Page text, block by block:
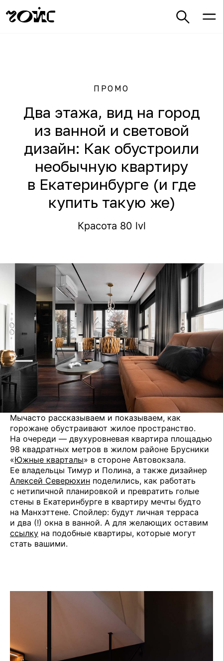
ПРОМО
Два этажа, вид на город
из ванной и световой
дизайн: Как обустроили
необычную квартиру
в Екатеринбурге (и где
купить такую же)
Красота 80 lvl
Мычасто рассказываем и показываем, как
горожане обустраивают жилое пространство.
На очереди — двухуровневая квартира площадью
98 квадратных метров в жилом районе Брусники
«Южные кварталы» в стороне Автовокзала.
Ее владельцы Тимур и Полина, а также дизайнер
Алексей Северюхин поделились, как работать
с нетипичной планировкой и превратить голые
стены в Екатеринбурге в квартиру мечты будто
на Манхэттене. Спойлер: будут личная терраса
и два (!) окна в ванной. А для желающих оставим
ссылку на подобные квартиры, которые могут
стать вашими.